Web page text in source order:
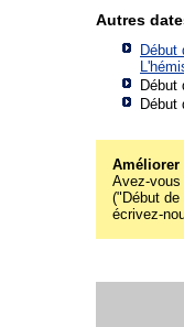
Autres
Début
Début
Début
Améliorer
Avez-vous
("Début
écrivez-